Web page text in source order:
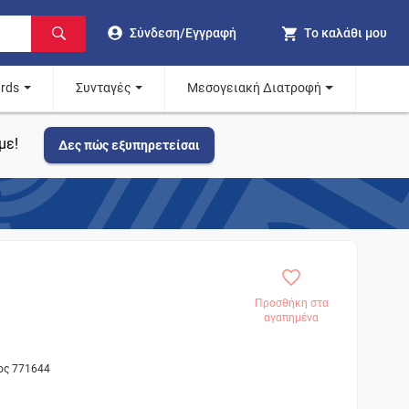
Σύνδεση/Εγγραφή Το καλάθι μου
Συνταγές Μεσογειακή Διατροφή
Δες πώς εξυπηρετείσαι
Προσθήκη στα
αγαπημένα
771644